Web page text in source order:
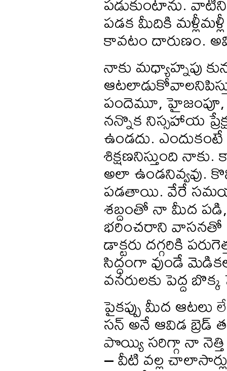
పడక మీదికి
కావటం దారుణం.
నాకు మధ్యాహ్నపు
పందెమూ, హైజంపూ,
నన్నొక నిస్సహాయ
ఉండదు.
శిక్షణనిస్తుంది
అలా ఉండనివ్వవు.
పడతాయి. వేరే
శబ్దంతో నా మీద
భరించరాని వాసనతో
డాక్టరు దగ్గరికి
సిద్ధంగా వుండే
వనరులకు పెద్ద
పైకప్పు మీద ఆటలు
సన్ అనే ఆవిడ
పొయ్యి సరిగ్గా నా
– వీటి వల్ల